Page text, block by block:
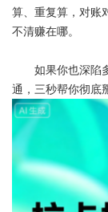
算、重复算，对账
不清赚在哪。
如果你也深陷多
通 ，三秒帮你彻底